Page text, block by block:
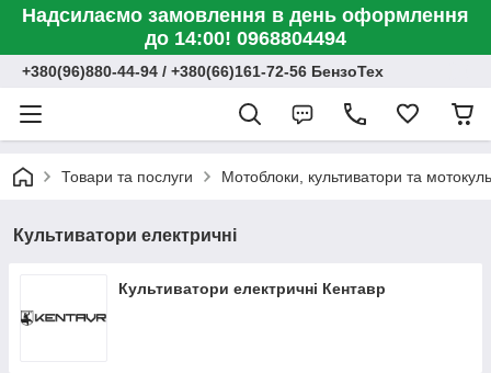
Надсилаємо замовлення в день оформлення
до 14:00! 0968804494
+380(96)880-44-94 / +380(66)161-72-56 БензоТех
Товари та послуги Мотоблоки, культиватори та
Культиватори електричні
Культиватори електричні Кентавр